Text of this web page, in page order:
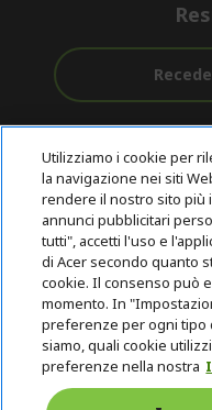
Gratuita
© 2026 Acer Inc.
CPYou B.V. è il rivenditore
questo negozio online.
Utilizziamo i cookie per
la navigazione nei siti
rendere il nostro sito più
annunci pubblicitari
tutti", accetti l'uso e
di Acer secondo quanto
cookie. Il consenso può
momento. In
preferenze per ogni tipo
siamo, quali cookie
preferenze nella nostra